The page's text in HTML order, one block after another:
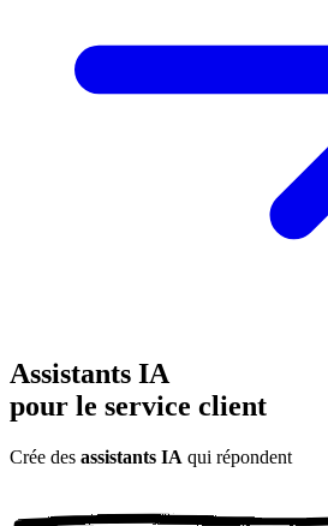
Assistants IA
pour le service client
Crée des assistants IA qui répondent